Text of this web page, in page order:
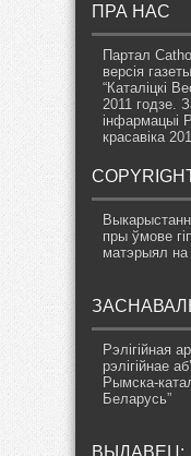
ПРА НАС
Партал
версія
“Каталіцкі
2011 годзе.
інфармацыі
красавіка
пры ўмове
матэрыял
Рэлігійная
рэлігійнае
Рымска-
Беларусь”
ВЫДАВЕЦ: